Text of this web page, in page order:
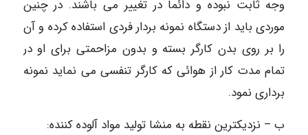
وجه ثابت نبوده و دائما در تغییر می باشند. در چنین
موردی باید از دستگاه نمونه بردار فردی استفاده کرده و آن
را بر روی بدن کارگر بسته و بدون مزاحمتی برای او در
تمام مدت کار از هوائی که کارگر تنفسی می نماید نمونه
برداری نمود.
ب – نزدیکترین نقطه به منشا تولید مواد آلوده کننده: